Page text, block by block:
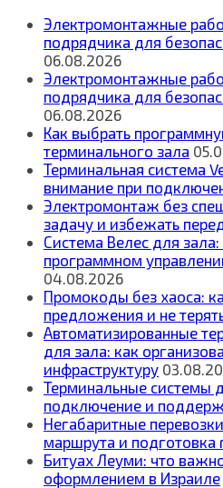
Электромонтажные
подрядчика для
06.08.2026
Электромонтажные
подрядчика для
06.08.2026
Как выбрать
терминального зала
Терминальная система
внимание при
Электромонтаж без
задачу и избежать
Система Велес для
программном
04.08.2026
Промокоды без хаоса:
предложения и не
Автоматизированные
для зала: как
инфраструктуру
Терминальные системы
подключение и
Негабаритные
маршрута и подготовка
Битуах Леуми: что
оформлением в Израиле